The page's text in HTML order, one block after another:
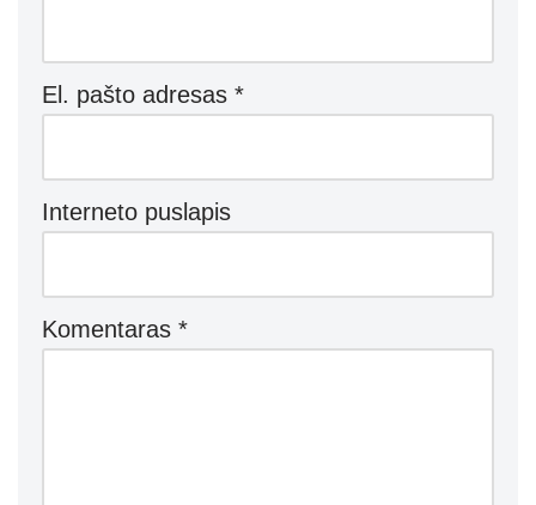
El. pašto adresas *
Interneto puslapis
Komentaras *